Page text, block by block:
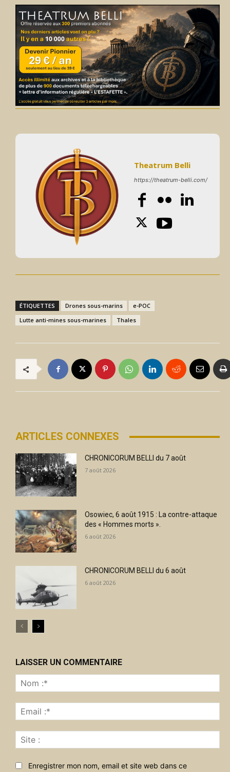
Theatrum Belli
https://theatrum-belli.com/
ÉTIQUETTES Drones sous-marins
e-POC
Lutte anti-mines sous-marines
Thales
ARTICLES CONNEXES
CHRONICORUM BELLI du 7 août
7 août 2026
Osowiec, 6 août 1915 : La contre-attaque
des « Hommes morts ».
6 août 2026
CHRONICORUM BELLI du 6 août
6 août 2026
LAISSER UN COMMENTAIRE
:*
:*
:
Enregistrer mon nom, email et site web dans ce